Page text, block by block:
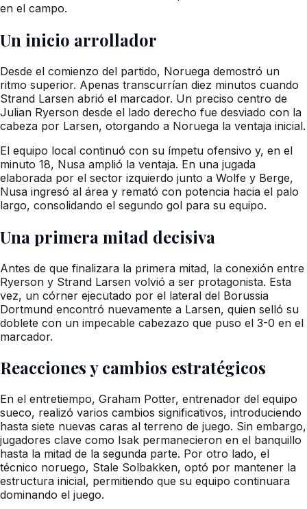
en el campo.
Un inicio arrollador
Desde el comienzo del partido, Noruega demostró un
ritmo superior. Apenas transcurrían diez minutos cuando
Strand Larsen abrió el marcador. Un preciso centro de
Julian Ryerson desde el lado derecho fue desviado con la
cabeza por Larsen, otorgando a Noruega la ventaja inicial.
El equipo local continuó con su ímpetu ofensivo y, en el
minuto 18, Nusa amplió la ventaja. En una jugada
elaborada por el sector izquierdo junto a Wolfe y Berge,
Nusa ingresó al área y remató con potencia hacia el palo
largo, consolidando el segundo gol para su equipo.
Una primera mitad decisiva
Antes de que finalizara la primera mitad, la conexión entre
Ryerson y Strand Larsen volvió a ser protagonista. Esta
vez, un córner ejecutado por el lateral del Borussia
Dortmund encontró nuevamente a Larsen, quien selló su
doblete con un impecable cabezazo que puso el 3-0 en el
marcador.
Reacciones y cambios estratégicos
En el entretiempo, Graham Potter, entrenador del equipo
sueco, realizó varios cambios significativos, introduciendo
hasta siete nuevas caras al terreno de juego. Sin embargo,
jugadores clave como Isak permanecieron en el banquillo
hasta la mitad de la segunda parte. Por otro lado, el
técnico noruego, Stale Solbakken, optó por mantener la
estructura inicial, permitiendo que su equipo continuara
dominando el juego.